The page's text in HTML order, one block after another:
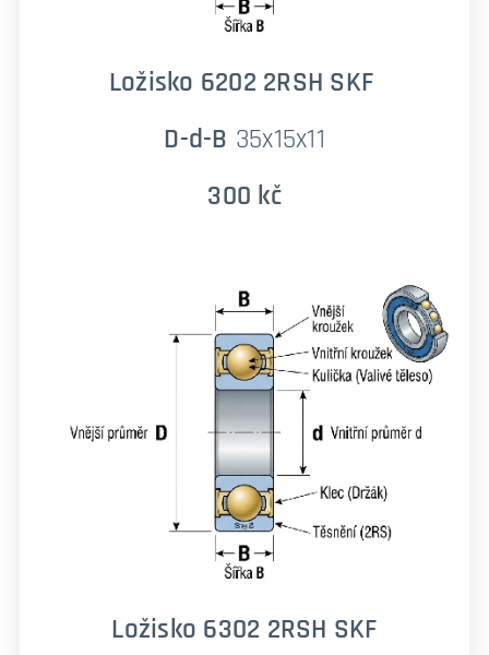
Ložisko 6202 2RSH SKF
D-d-B 35x15x11
300 kč
Ložisko 6302 2RSH SKF